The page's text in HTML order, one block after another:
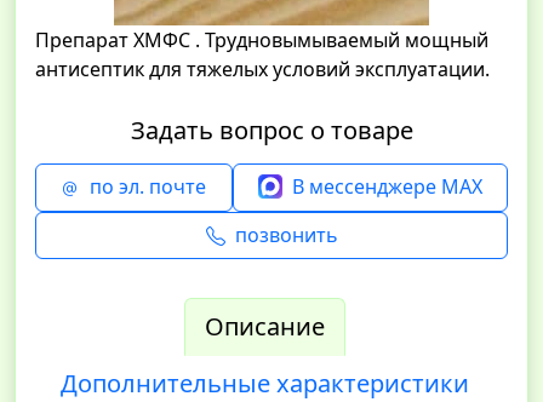
Препарат ХМФС . Трудновымываемый мощный
антисептик для тяжелых условий эксплуатации.
Задать вопрос о товаре
по эл. почте
В мессенджере MAX
позвонить
Описание
Дополнительные характеристики